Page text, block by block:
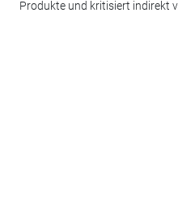
Produkte und kritisiert indirekt